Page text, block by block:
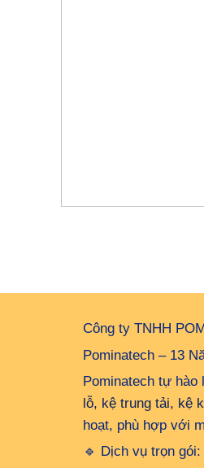
Công ty TNHH
Pominatech – 13
Pominatech tự
lỗ, kệ trung tải, kệ
hoạt, phù hợp với
🔹 Dịch vụ trọn